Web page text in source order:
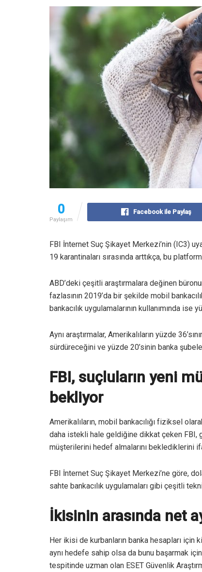
0
Paylaşım
Facebook ile Paylaş
FBI İnternet Suç Şikayet Merkezi’nin (IC3)
19 karantinaları sırasında arttıkça, bu
ABD’deki çeşitli araştırmalara değinen
fazlasının 2019’da bir şekilde mobil
bankacılık uygulamalarının kullanımında
Aynı araştırmalar, Amerikalıların yüzde
sürdüreceğini ve yüzde 20’sinin banka
FBI, suçluların yeni
bekliyor
Amerikalıların, mobil bankacılığı fiziksel
daha istekli hale geldiğine dikkat çeken FBI,
müşterilerini hedef almalarını beklediklerini
FBI İnternet Suç Şikayet Merkezi’ne göre,
sahte bankacılık uygulamaları gibi çeşitli
İkisinin arasında net
Her ikisi de kurbanların banka hesapları
aynı hedefe sahip olsa da bunu başarmak için
tespitinde uzman olan ESET Güvenlik